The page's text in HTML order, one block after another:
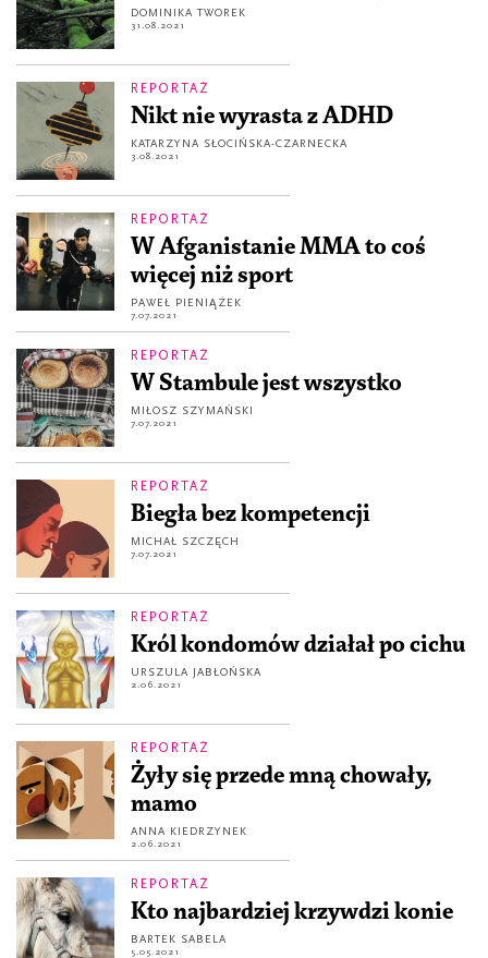
DOMINIKA TWOREK
31.08.2021
REPORTAŻ
Nikt nie wyrasta z ADHD
KATARZYNA SŁOCIŃSKA-CZARNECKA
3.08.2021
REPORTAŻ
W Afganistanie MMA to coś
więcej niż sport
PAWEŁ PIENIĄŻEK
7.07.2021
REPORTAŻ
W Stambule jest wszystko
MIŁOSZ SZYMAŃSKI
7.07.2021
REPORTAŻ
Biegła bez kompetencji
MICHAŁ SZCZĘCH
7.07.2021
REPORTAŻ
Król kondomów działał po cichu
URSZULA JABŁOŃSKA
2.06.2021
REPORTAŻ
Żyły się przede mną chowały,
mamo
ANNA KIEDRZYNEK
2.06.2021
REPORTAŻ
Kto najbardziej krzywdzi konie
BARTEK SABELA
5.05.2021